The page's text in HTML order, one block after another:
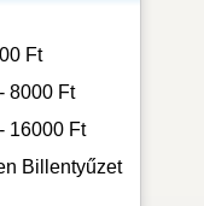
Ft
8000 Ft
16000 Ft
Billentyűzet